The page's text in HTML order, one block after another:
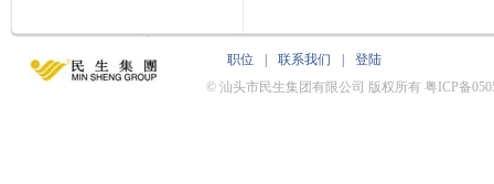
职位 联系我们
登陆
© 汕头市民生集团有限公司 版权所有 粤ICP备